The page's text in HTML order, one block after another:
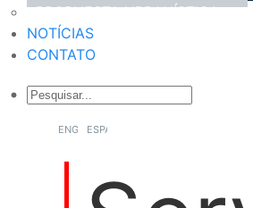
PROPUESTA URBANÍSTICA
NOTÍCIAS
CONTATO
ENGLISHESPAÑOL